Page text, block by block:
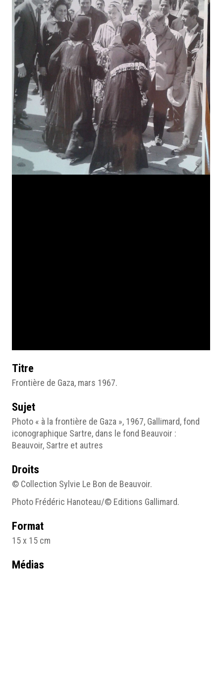
Titre
Frontière de Gaza, mars 1967.
Sujet
Photo « à la frontière de Gaza », 1967, Gallimard, fond
iconographique Sartre, dans le fond Beauvoir :
Beauvoir, Sartre et autres
Droits
© Collection Sylvie Le Bon de Beauvoir.
Photo Frédéric Hanoteau/© Editions Gallimard.
Format
15 x 15 cm
Médias